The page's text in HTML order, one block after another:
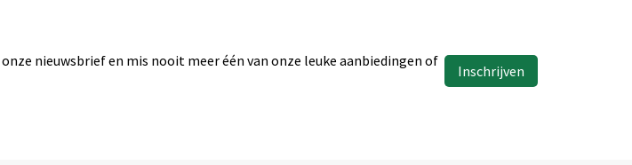
nieuwsbrief en mis nooit meer één van onze leuke aanbiedingen of
Inschrijven